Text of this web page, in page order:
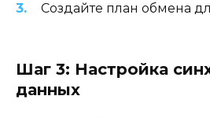
Создайте план обмена
Шаг 3: Настройка
данных